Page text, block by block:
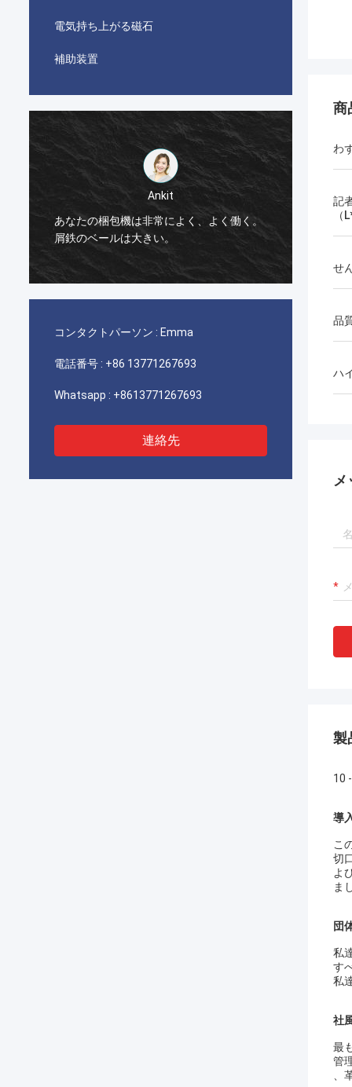
電気持ち上がる磁石
補助装置
Ankit
あなたの梱包機は非常によく、よく働く。
屑鉄のベールは大きい。
コンタクトパーソン : Emma
電話番号 : +86 13771267693
Whatsapp : +8613771267693
連絡先
商
わ
記
（
せ
品
ハ
製
10
導
こ
切
よ
ま
団
私
す
私
社
最
管
、